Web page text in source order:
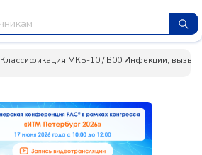
Классификация МКБ-10/B00 Инфекции,